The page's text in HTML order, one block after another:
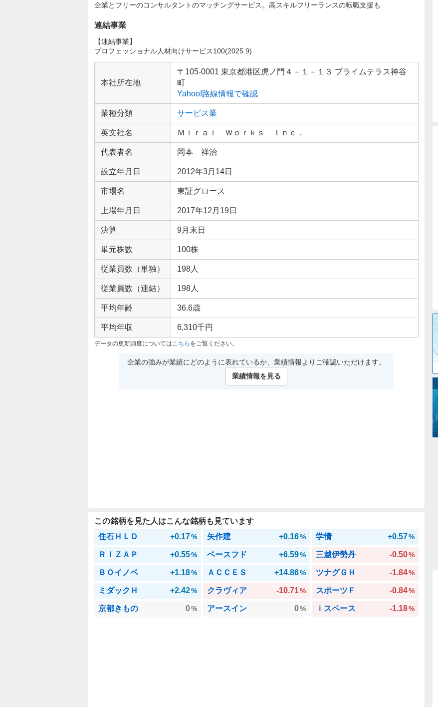
企業とフリーのコンサルタントのマッチングサービス。高スキルフリーランスの転職支援も
連結事業
【連結事業】
プロフェッショナル人材向けサービス100(2025.9)
企
情本社所在地
〒105-0001 東京都港区虎ノ門４－１－１３ プライムテラス神谷
町
Yahoo!路線情報で確認
業種分類 サービス業
英文社名 Ｍｉｒａｉ Ｗｏｒｋｓ Ｉｎｃ．
代表者名 岡本 祥治
設立年月日 2012年3月14日
市場名 東証グロース
上場年月日 2017年12月19日
決算 9月末日
単元株数 100株
従業員数（単独） 198人
従業員数（連結） 198人
平均年齢 36.6歳
平均年収 6,310千円
データの更新頻度については こちら をご覧ください。
企業の強みが業績にどのように表れているか、業績情報よりご確認いただけます。
業績情報を見る
この銘柄を見た人はこんな銘柄も見ています
住石ＨＬＤ
+0.17% 矢作建 +0.16% 学情 +0.57%
ＲＩＺＡＰ +0.55% ベースフド +6.59% 三越伊勢丹 -0.50%
ＢＯイノベ +1.18% ＡＣＣＥＳ +14.86% ツナグＧＨ -1.84%
ミダックＨ +2.42% クラヴィア -10.71% スポーツＦ -0.84%
京都きもの 0% アースイン 0% ｉスペース -1.18%